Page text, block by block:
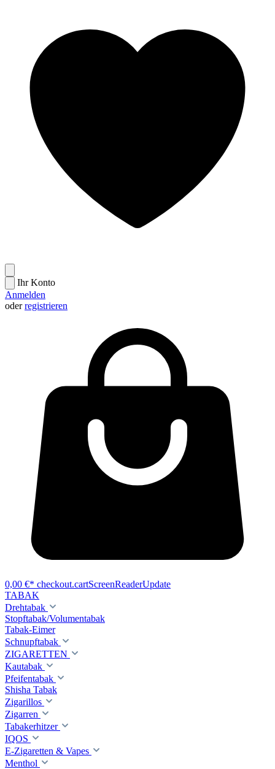
Ihr Konto
Anmelden
oderregistrieren
0,00 €* checkout.cartScreenReaderUpdate
TABAK
Drehtabak
Stopftabak/Volumentabak
Tabak-Eimer
Schnupftabak
ZIGARETTEN
Kautabak
Pfeifentabak
Shisha Tabak
Zigarillos
Zigarren
Tabakerhitzer
IQOS
E-Zigaretten & Vapes
Menthol